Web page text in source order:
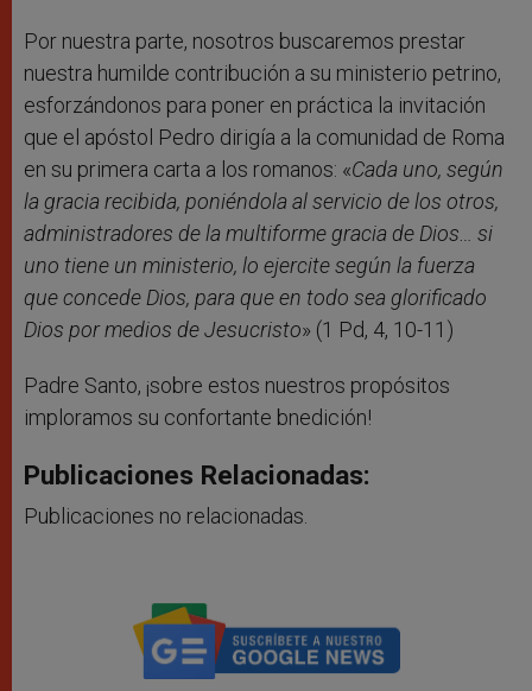
Por nuestra parte, nosotros buscaremos prestar
nuestra humilde contribución a su ministerio petrino,
esforzándonos para poner en práctica la invitación
que el apóstol Pedro dirigía a la comunidad de Roma
en su primera carta a los romanos: «Cada uno, según
la gracia recibida, poniéndola al servicio de los otros,
administradores de la multiforme gracia de Dios… si
uno tiene un ministerio, lo ejercite según la fuerza
que concede Dios, para que en todo sea glorificado
Dios por medios de Jesucristo» (1 Pd, 4, 10-11)
Padre Santo, ¡sobre estos nuestros propósitos
imploramos su confortante bnedición!
Publicaciones Relacionadas:
Publicaciones no relacionadas.